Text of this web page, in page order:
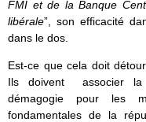
FMI et de la Banque
libérale”, son efficacité
dans le dos.
Est-ce que cela doit
Ils doivent associer la
démagogie pour les
fondamentales de la